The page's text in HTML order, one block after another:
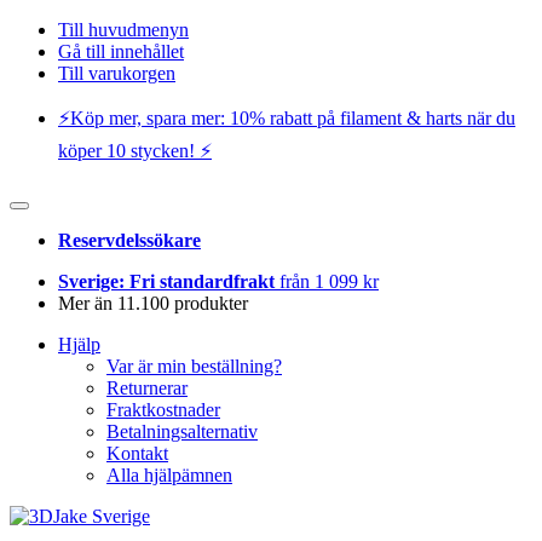
Till huvudmenyn
Gå till innehållet
Till varukorgen
⚡️Köp mer, spara mer: 10% rabatt på filament & harts när du
köper 10 stycken! ⚡️
Reservdelssökare
Sverige: Fri standardfrakt från 1 099 kr
Mer än 11.100 produkter
Hjälp
Var är min beställning?
Returnerar
Fraktkostnader
Betalningsalternativ
Kontakt
Alla hjälpämnen